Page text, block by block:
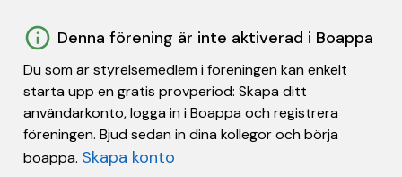
Denna förening är inte aktiverad i Boappa
Du som är styrelsemedlem i föreningen kan enkelt
starta upp en gratis provperiod: Skapa ditt
användarkonto, logga in i Boappa och registrera
föreningen. Bjud sedan in dina kollegor och börja
boappa. Skapa konto